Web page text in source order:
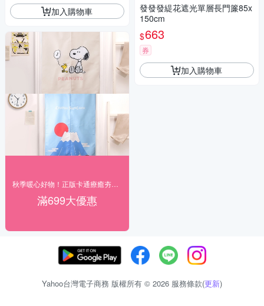
加入購物車
滿699大優惠
發發發緹花遮光單層長門簾85x
150cm
$663
券
加入購物車
Yahoo台灣電子商務 版權所有 © 2026 服務條款(更新)